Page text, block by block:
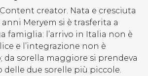
creator. Nata e cresciuta
anni Meryem si è trasferita a
famiglia: l’arrivo in Italia non è
e l’integrazione non è
da sorella maggiore si prendeva
due sorelle più piccole.